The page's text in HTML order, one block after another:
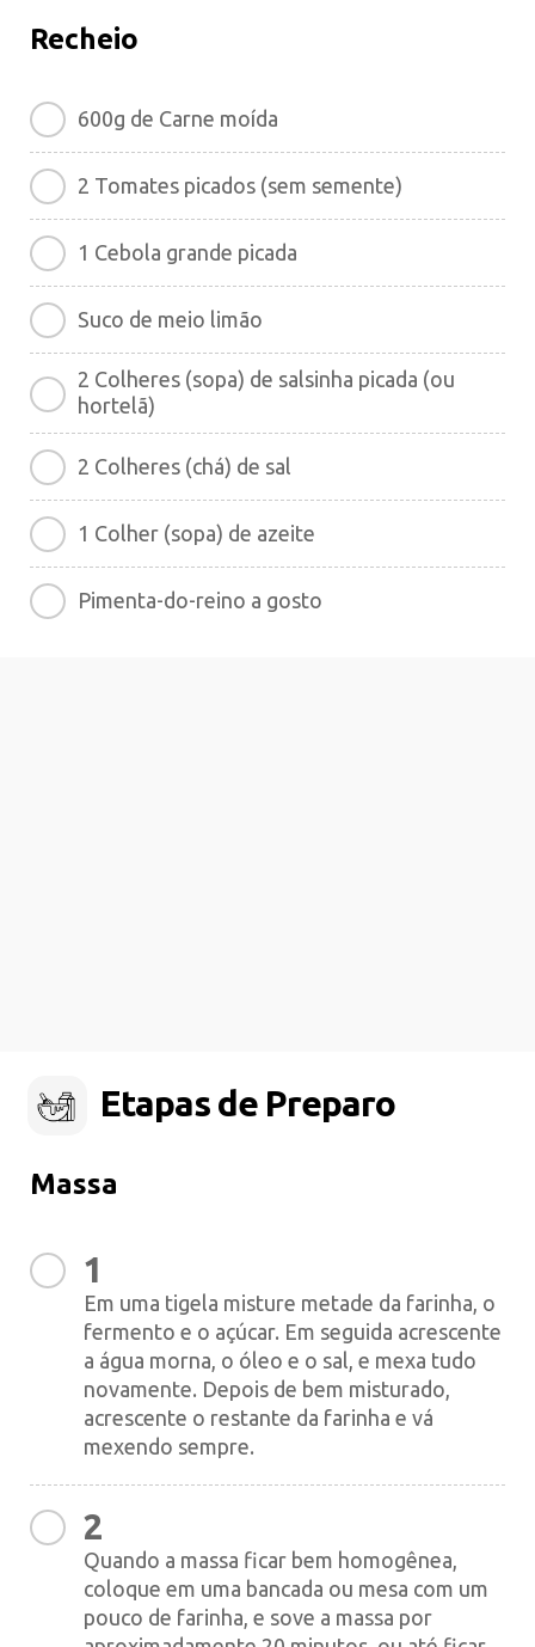
Recheio
600g de Carne moída
2 Tomates picados (sem semente)
1 Cebola grande picada
Suco de meio limão
2 Colheres (sopa) de salsinha picada (ou
hortelã)
2 Colheres (chá) de sal
1 Colher (sopa) de azeite
Pimenta-do-reino a gosto
Etapas de Preparo
Massa
1
Em uma tigela misture metade da farinha, o
fermento e o açúcar. Em seguida acrescente
a água morna, o óleo e o sal, e mexa tudo
novamente. Depois de bem misturado,
acrescente o restante da farinha e vá
mexendo sempre.
2
Quando a massa ficar bem homogênea,
coloque em uma bancada ou mesa com um
pouco de farinha, e sove a massa por